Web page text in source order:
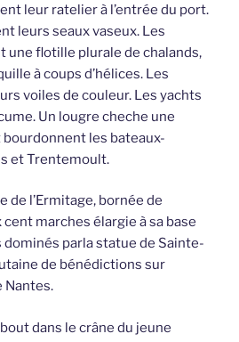
leur ratelier à l’entrée du port.
leurs seaux vaseux. Les
une flotille plurale de chalands,
à coups d’hélices. Les
voiles de couleur. Les yachts
Un lougre cheche une
les bateaux-
et Trentemoult.
de l’Ermitage, bornée de
cent marches élargie à sa base
parla statue de Sainte-
de bénédictions sur
Nantes.
dans le crâne du jeune